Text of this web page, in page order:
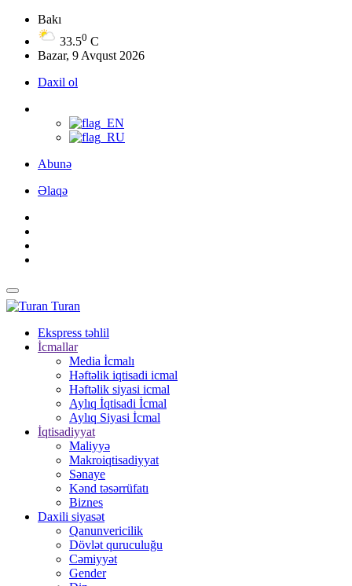
Bakı
33.50 C
Bazar, 9 Avqust 2026
Daxil ol
Abunə
Əlaqə
Turan
Ekspress təhlil
İcmallar
Media İcmalı
Həftəlik iqtisadi icmal
Həftəlik siyasi icmal
Aylıq İqtisadi İcmal
Aylıq Siyasi İcmal
İqtisadiyyat
Maliyyə
Makroiqtisadiyyat
Sənaye
Kənd təsərrüfatı
Biznes
Daxili siyasət
Qanunvericilik
Dövlət quruculuğu
Cəmiyyət
Gender